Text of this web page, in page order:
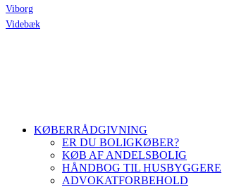
Viborg
Videbæk
KØBERRÅDGIVNING
ER DU BOLIGKØBER?
KØB AF ANDELSBOLIG
HÅNDBOG TIL HUSBYGGERE
ADVOKATFORBEHOLD